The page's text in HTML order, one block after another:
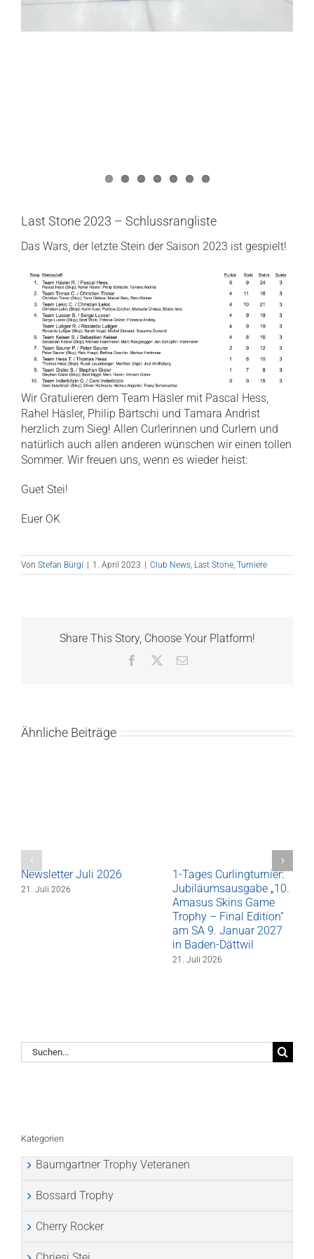
Last Stone 2023 – Schlussrangliste
Das Wars, der letzte Stein der Saison 2023 ist gespielt!
Wir Gratulieren dem Team Häsler mit Pascal Hess,
Rahel Häsler, Philip Bärtschi und Tamara Andrist
herzlich zum Sieg! Allen Curlerinnen und Curlern und
natürlich auch allen anderen wünschen wir einen tollen
Sommer. Wir freuen uns, wenn es wieder heist:
Guet Stei!
Euer OK
Von Stefan Bürgi | 1. April 2023 | Club News Last Stone Turniere
Share This Story, Choose Your Platform!
Facebook
E-
Ähnliche Beiträge
Newsletter Juli 2026
21. Juli 2026
1-Tages Curlingturnier:
Jubiläumsausgabe „10.
Amasus Skins Game
Trophy – Final Edition“
am SA 9. Januar 2027
in Baden-Dättwil
21. Juli 2026
Suche
nach:
Kategorien
Baumgartner Trophy Veteranen
Bossard Trophy
Cherry Rocker